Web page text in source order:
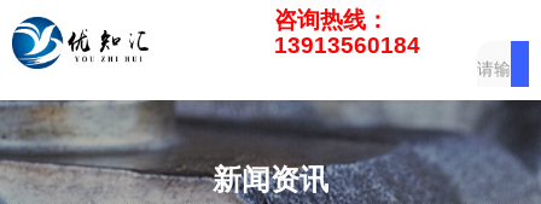
咨询热线：
13913560184
新闻资讯